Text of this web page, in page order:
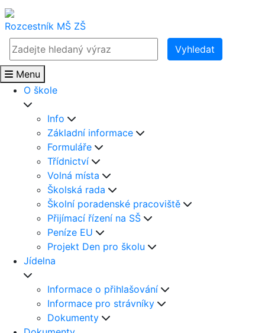
Rozcestník MŠ ZŠ
Vyhledat
Menu
O škole
Info
Základní informace
Formuláře
Třídnictví
Volná místa
Školská rada
Školní poradenské pracoviště
Přijímací řízení na SŠ
Peníze EU
Projekt Den pro školu
Jídelna
Informace o přihlašování
Informace pro strávníky
Dokumenty